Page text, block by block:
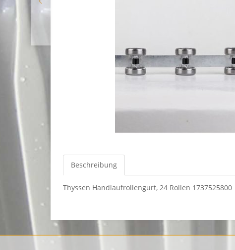
Beschreibung
Thyssen Handlaufrollengurt, 24 Rollen 1737525800